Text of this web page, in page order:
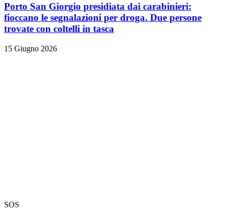
Porto San Giorgio presidiata dai carabinieri:
fioccano le segnalazioni per droga. Due persone
trovate con coltelli in tasca
15 Giugno 2026
SOS